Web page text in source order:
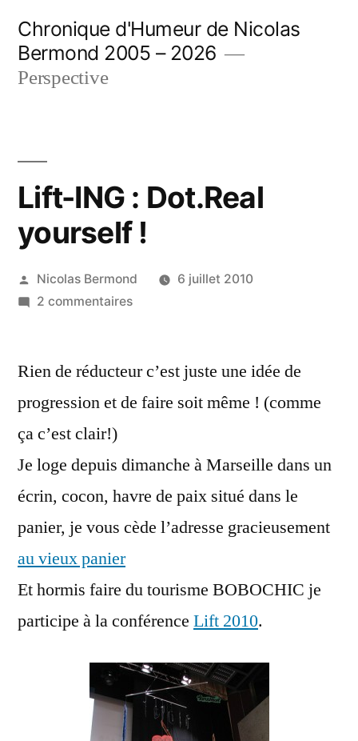
contenu
Chronique d'Humeur de Nicolas
Bermond 2005 – 2026
Perspective
Lift-ING : Dot.Real
yourself !
Publié
par
Nicolas Bermond
6 juillet 2010
2 commentairessur
:
yourself
Rien de réducteur c’est juste une idée de
progression et de faire soit même ! (comme
ça c’est clair!)
Je loge depuis dimanche à Marseille dans un
écrin, cocon, havre de paix situé dans le
panier, je vous cède l’adresse gracieusement
au vieux panier
Et hormis faire du tourisme BOBOCHIC je
participe à la conférence Lift 2010.